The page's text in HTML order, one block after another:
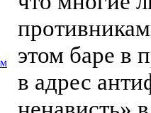
этом баре в
в адрес